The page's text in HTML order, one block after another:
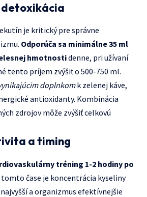
je kritický pre správne
Odporúča sa minimálne 35 ml
hmotnostidenne, pri užívaní
tento príjem zvýšiť o 500-750 ml.
doplnkomk zelenej káve,
antioxidanty. Kombinácia
zdrojov môže zvýšiť celkovú
a timing
tréning 1-2 hodiny po
tomto čase je koncentrácia kyseliny
a organizmus efektívnejšie